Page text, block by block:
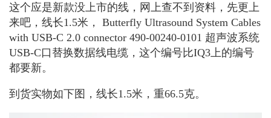
这个应是新款没上市的线，网上查不到资料，先更上
来吧，线长1.5米， Butterfly Ultrasound System Cables
with USB-C 2.0 connector 490-00240-0101 超声波系统
USB-C口替换数据线电缆，这个编号比IQ3上的编号
都要新。
到货实物如下图，线长1.5米，重66.5克。